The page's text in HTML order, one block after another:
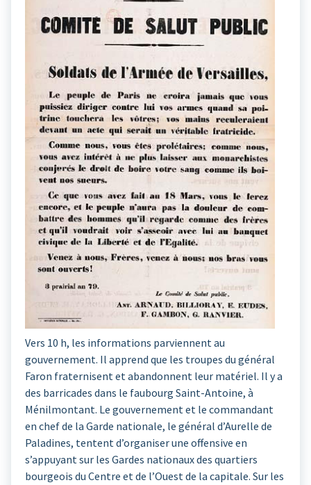
Vers 10 h, les informations parviennent au
gouvernement. Il apprend que les troupes du général
Faron fraternisent et abandonnent leur matériel. Il y a
des barricades dans le faubourg Saint-Antoine, à
Ménilmontant. Le gouvernement et le commandant
en chef de la Garde nationale, le général d’Aurelle de
Paladines, tentent d’organiser une offensive en
s’appuyant sur les Gardes nationaux des quartiers
bourgeois du Centre et de l’Ouest de la capitale. Sur les